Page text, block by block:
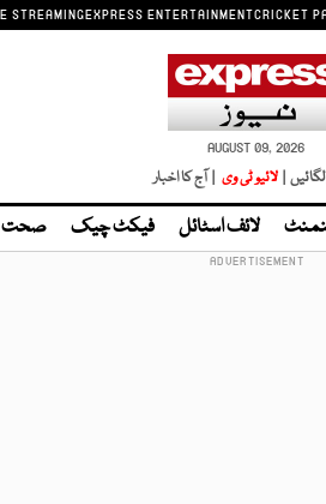
STREAMINGEXPRESS ENTERTAINMENTCRICKET
AUGUST 09, 2026
| لائیو ٹی وی | آج کا اخبار
لائف اسٹائل فیکٹ چیک صحت